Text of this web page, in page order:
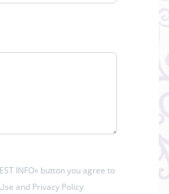
INFO» button you agree to
and Privacy Policy